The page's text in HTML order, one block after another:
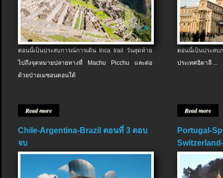
ตอนนี้เป็นประสบการณ์การเดิน Inca trail วันสุดท้าย
ไปถึงจุดหมายปลายทางที่ Machu Picchu และต่อ
ด้วยป่าอเมซอนตอนใต้
Read more
ตอนนี้เป็นประส
ประเทศอิตาลี ...
Read more
Chile-Argentina-Brazil ตอนที่ 3 ตอบ
จบ
Portugal-